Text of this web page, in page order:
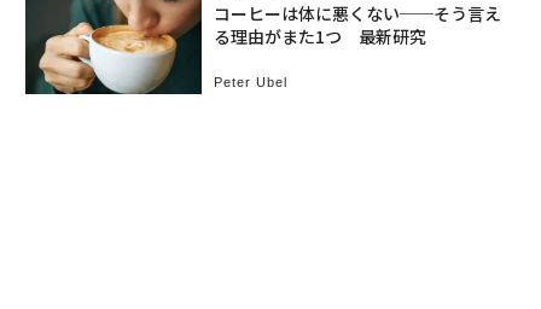
コーヒーは体に悪くない──そう言え
る理由がまた1つ 最新研究
Peter Ubel